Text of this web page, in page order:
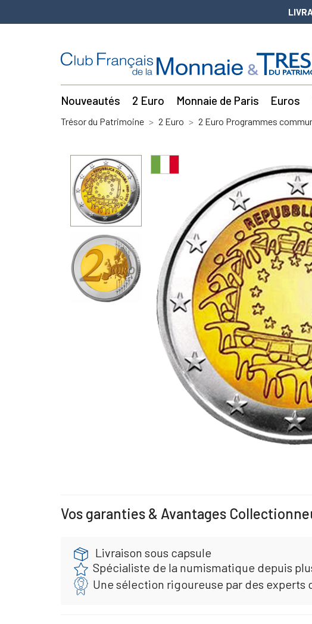
Nouveautés 2 Euro Monnaie de Paris Euros
Trésor du Patrimoine 2 Euro 2 Euro Programmes
Vos garanties & Avantages
Livraison sous capsule
Spécialiste de la numismatique depuis
Une sélection rigoureuse par des experts